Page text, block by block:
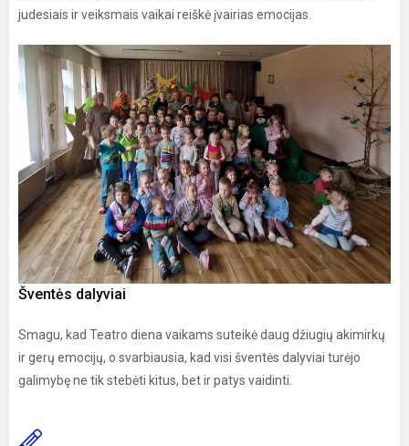
judesiais ir veiksmais vaikai reiškė įvairias emocijas.
Šventės dalyviai
Smagu, kad Teatro diena vaikams suteikė daug džiugių akimirkų
ir gerų emocijų, o svarbiausia, kad visi šventės dalyviai turėjo
galimybę ne tik stebėti kitus, bet ir patys vaidinti.